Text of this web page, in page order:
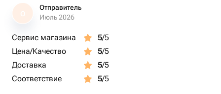
О
Отправитель
Июль 2026
Сервис магазина 5/5
Цена/Качество
5/5
Доставка
5/5
Соответствие
5/5